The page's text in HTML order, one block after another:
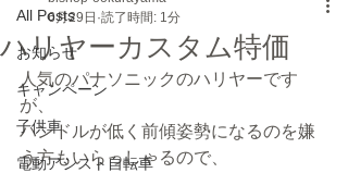
All Posts
お知らせ
キャンペーン
子供車
電動アシスト自転車
ハリヤーカスタム特価
6月29日 読了時間: 1分
人気のパナソニックのハリヤーです
が、
ハンドルが低く前傾姿勢になるのを嫌
う方もいらっしゃるので、